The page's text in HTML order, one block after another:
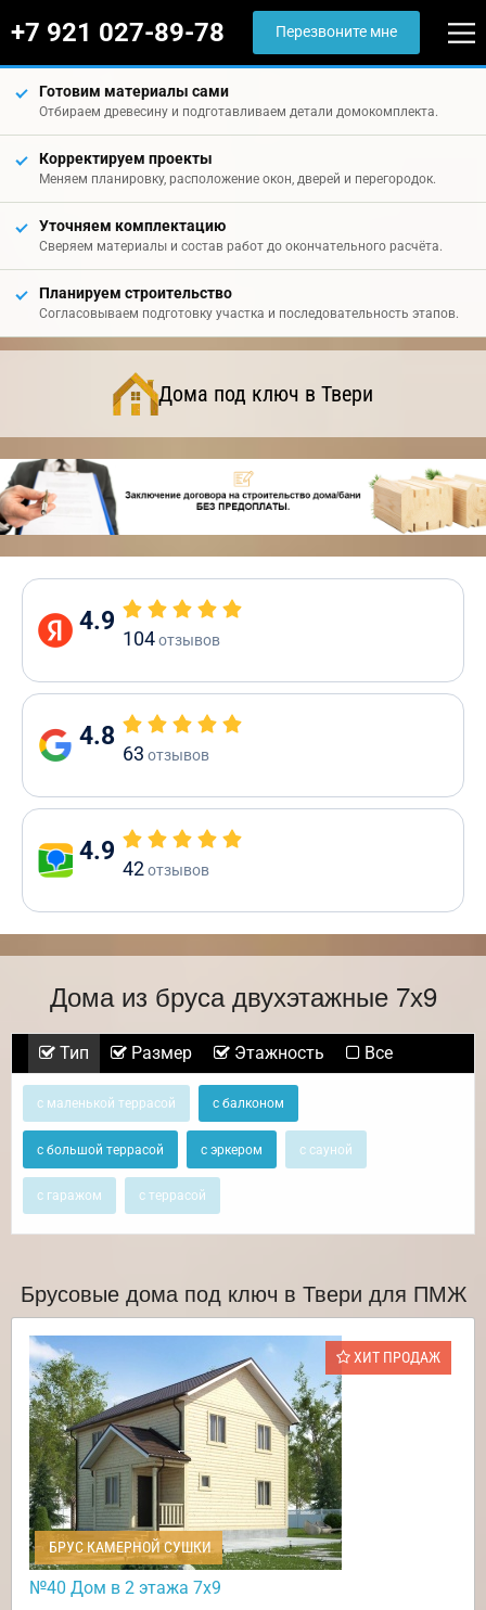
+7 921 027-89-78 Перезвоните мне
Готовим материалы сами
Отбираем древесину и подготавливаем детали домокомплекта.
Корректируем проекты
Меняем планировку, расположение окон, дверей и перегородок.
Уточняем комплектацию
Сверяем материалы и состав работ до окончательного расчёта.
Планируем строительство
Согласовываем подготовку участка и последовательность этапов.
Дома под ключ в Твери
4.9
104отзывов
4.8
63 отзывов
4.9
42отзывов
Дома из бруса двухэтажные 7х9
Тип Размер Этажность Все
с маленькой террасой с балконом
с большой террасой с эркером с сауной
с гаражом с террасой
Брусовые дома под ключ в Твери для ПМЖ
ХИТ ПРОДАЖ
БРУС КАМЕРНОЙ СУШКИ
№40 Дом в 2 этажа 7х9